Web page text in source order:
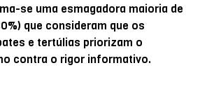
se uma esmagadora maioria de
que consideram que os
e tertúlias priorizam o
contra o rigor informativo.